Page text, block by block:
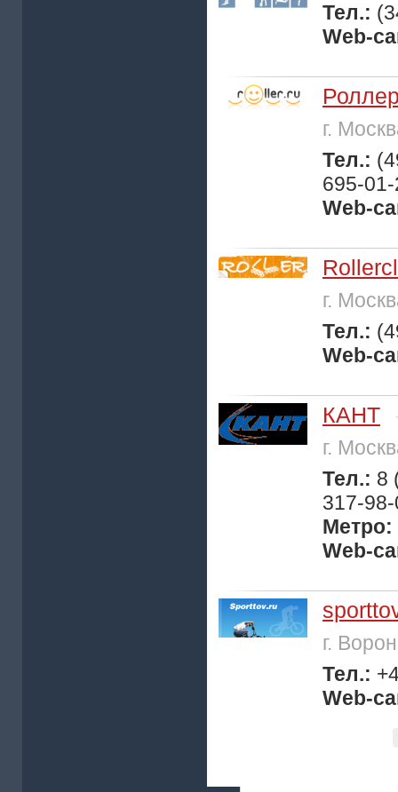
Тел.:
Web-
г.
Тел.:
695-
Web-
г.
Тел.:
Web-
КАНТ
г.
Тел.: 8
317-
Метро:
Web-
г.
Тел.:
Web-